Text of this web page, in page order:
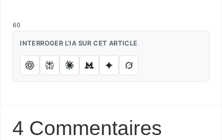
60
INTERROGER L’IA SUR CET ARTICLE
4 Commentaires